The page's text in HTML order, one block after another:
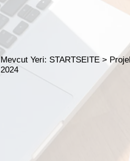
Mevcut Yeri: STARTSEITE >
2024